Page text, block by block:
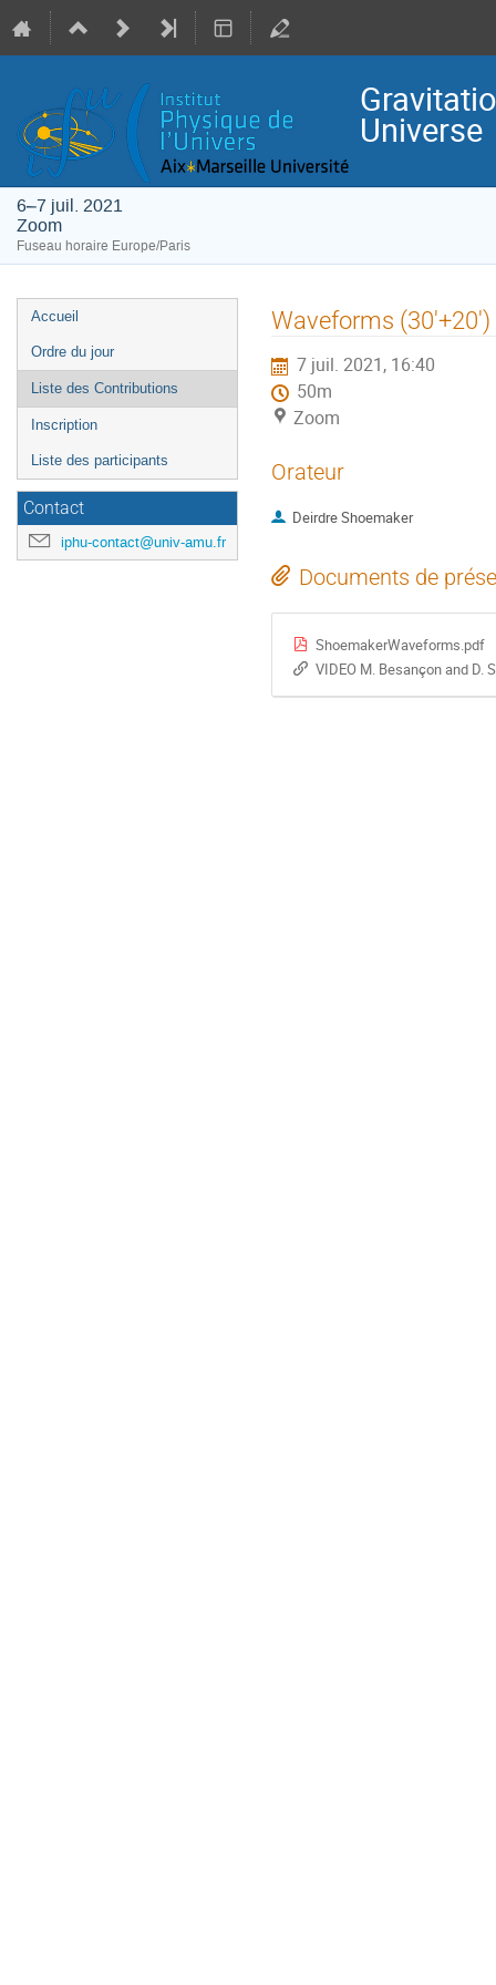
Universe
6–7 juil. 2021
Zoom
Fuseau horaire Europe/Paris
Menu
de
l'événement
Accueil
Ordre du jour
Liste des Contributions
Inscription
Liste des participants
Contact
iphu-contact@univ-amu.fr
Waveforms (30'+20')
7 juil. 2021, 16:40
50m
Zoom
Orateur
Deirdre Shoemaker
Documents de
ShoemakerWaveforms.pdf
VIDEO M. Besançon and D.